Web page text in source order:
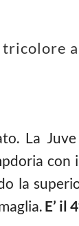
La
la
E’ il